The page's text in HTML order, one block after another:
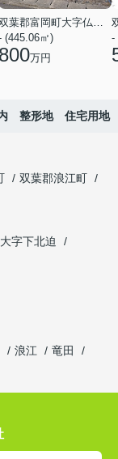
双葉郡富岡町大字仏浜字釜田
(445.06㎡)
800万円
-
内 整形地 住宅用地
双葉郡浪江町
大字下北迫
浪江
竜田